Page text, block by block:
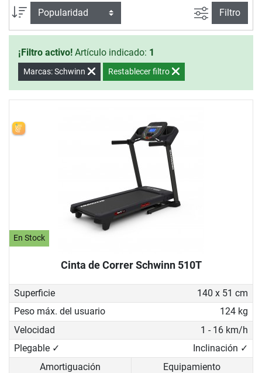
para un entrenamiento efectivo en casa.
Ordenar por Busqueda
Filtro
¡Filtro activo! Artículo indicado: 1
Marcas: Schwinn Restablecer filtro
En Stock
Cinta de Correr Schwinn 510T
Superficie
140 x 51 cm
Peso máx. del usuario
124 kg
Velocidad
1 - 16 km/h
Plegable ✓
Inclinación ✓
Amortiguación
Equipamiento